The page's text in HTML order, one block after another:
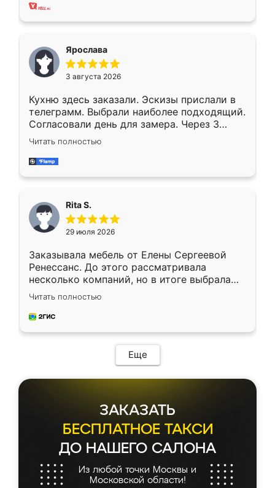
Ярослава
3 августа 2026
Кухню здесь заказали. Эскизы прислали в
телеграмм. Выбрали наиболее подходящий.
Согласовали день для замера. Через 3
недели кухня была уже готова. Остались
довольны работой. Спасибо Ренессанс
мебель за качественную работу!
Читать полностью
Rita S.
29 июля 2026
Заказывала мебель от Елены Сергеевой
Ренессанс. До этого рассматривала
несколько компаний, но в итоге выбрала
эту. Сначала обговорили условия, потом
приехал замерщик, всё спокойно объяснил
и снял размеры. Изготовили в срок, с
мебель сразу встала на свое место без
каких-либо доработок. Качеством осталась
довольна, все выглядит так, как и ожидала.
Читать полностью
Еще
ЗАКАЗАТЬ
БЕСПЛАТНОЕ ТАКСИ
ДО НАШЕГО САЛОНА
Из любой точки Москвы и
Московской области!